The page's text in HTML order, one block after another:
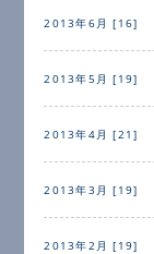
2013年6月 [16]
2013年5月 [19]
2013年4月 [21]
2013年3月 [19]
2013年2月 [19]